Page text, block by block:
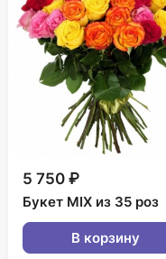
5 750 ₽
Букет MIX из 35 роз
В корзину